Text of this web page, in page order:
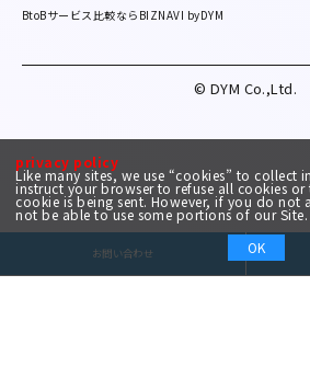
privacy policy
Like many sites, we use “cookies” to collect
instruct your browser to refuse all cookies
cookie is being sent. However, if you do not
not be able to use some portions of our Site.
OK
お問い合わせ
BtoBサービス比較ならBIZNAVI byDYM
© DYM Co.,Ltd.